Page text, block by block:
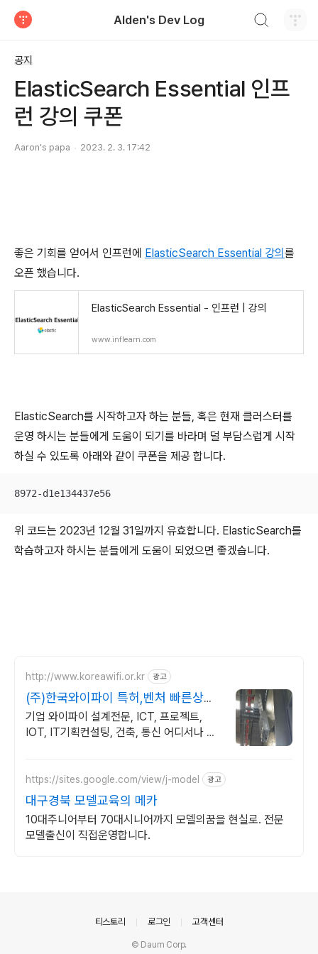
Alden's Dev Log
공지
ElasticSearch Essential 인프
런 강의 쿠폰
Aaron's papa 2023. 2. 3. 17:42
좋은 기회를 얻어서 인프런에 ElasticSearch Essential 강의 를
오픈 했습니다.
ElasticSearch Essential - 인프런 | 강의
www.inflearn.com
ElasticSearch를 시작하고자 하는 분들, 혹은 현재 클러스터를
운영 하시는 분들에게 도움이 되기를 바라며 덜 부담스럽게 시작
하실 수 있도록 아래와 같이 쿠폰을 제공 합니다.
8972-d1e134437e56
위 코드는 2023년 12월 31일까지 유효합니다. ElasticSearch를
학습하고자 하시는 분들에게 도움이 되었으면 좋겠습니다.
http://www.koreawifi.or.kr 광고
(주)한국와이파이 특허,벤처 빠른상담
가능
기업 와이파이 설계전문, ICT, 프로젝트,
IOT, IT기획컨설팅, 건축, 통신 어디서나 끊
https://sites.google.com/view/j-model 광고
대구경북 모델교육의 메카
10대주니어부터 70대시니어까지 모델의꿈을 현실로. 전문
모델출신이 직접운영합니다.
티스토리 로그인 고객센터
© Daum Corp.